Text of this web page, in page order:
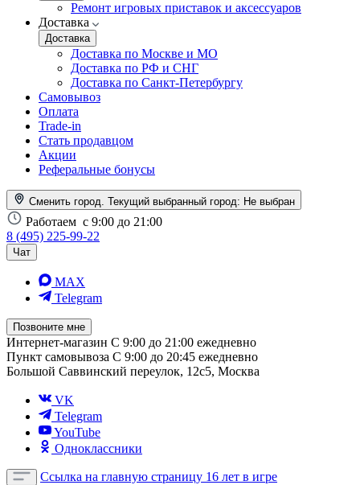
Ремонт игровых приставок и аксессуаров
Доставка
Доставка
Доставка по Москве и МО
Доставка по РФ и СНГ
Доставка по Санкт-Петербургу
Самовывоз
Оплата
Trade-in
Стать продавцом
Акции
Реферальные бонусы
Сменить город. Текущий выбранный город: Не выбран
Работаем с 9:00 до 21:00
8 (495) 225-99-22
Чат
MAX
Telegram
Позвоните мне
Интернет-магазин С 9:00 до 21:00 ежедневно
Пункт самовывоза С 9:00 до 20:45 ежедневно
Большой Саввинский переулок, 12с5, Москва
VK
Telegram
YouTube
Одноклассники
Ссылка на главную страницу 16 лет в игре